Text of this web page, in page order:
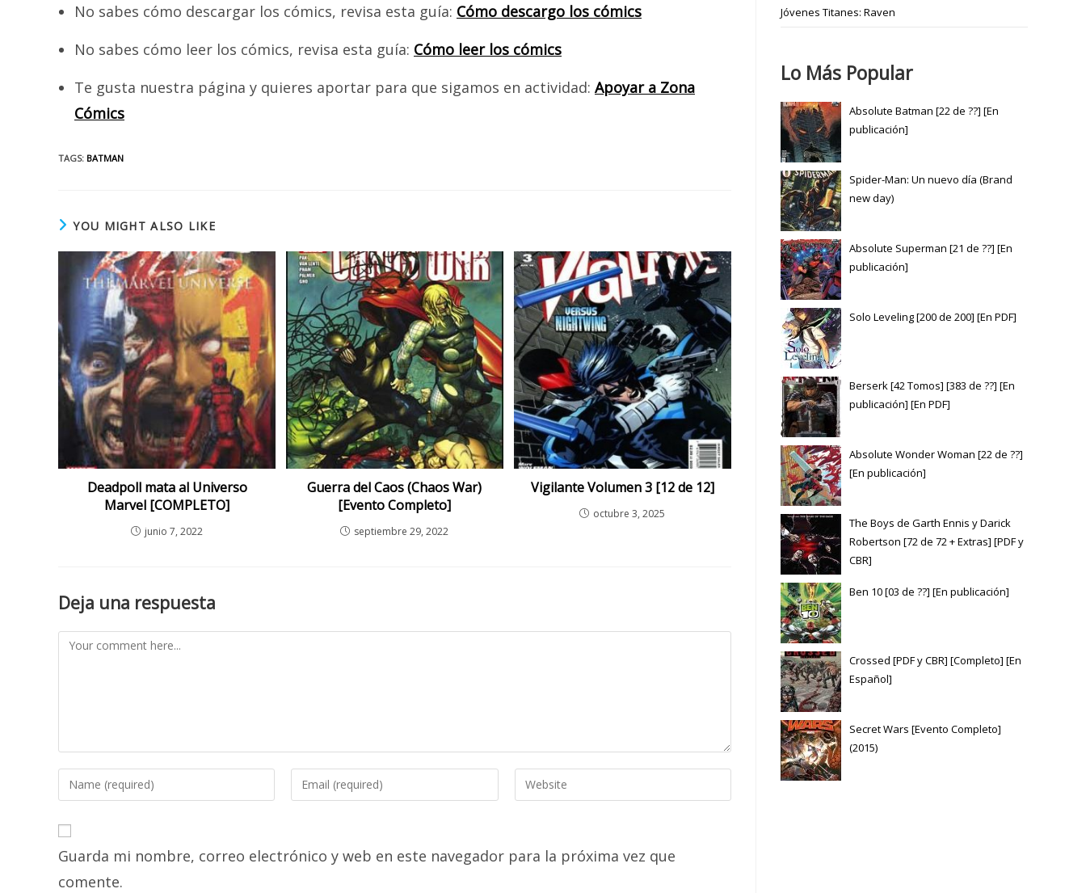
No sabes cómo descargar los cómics, revisa esta guía: Cómo descargo los cómics
No sabes cómo leer los cómics, revisa esta guía: Cómo leer los cómics
Te gusta nuestra página y quieres aportar para que sigamos en actividad: Apoyar a Zona
Cómics
TAGS: BATMAN
YOU MIGHT ALSO LIKE
Deadpoll mata al Universo
Marvel [COMPLETO]
junio 7, 2022
Guerra del Caos (Chaos War)
[Evento Completo]
septiembre 29, 2022
Vigilante Volumen 3 [12 de 12]
octubre 3, 2025
Deja una respuesta
Comment
Enter
your
or
username
to
Enter
your
to
Enter
your
(optional)
Guarda mi nombre, correo electrónico y web en este navegador para la próxima vez que
comente.
Jóvenes Titanes: Raven
Lo Más Popular
Absolute Batman [22 de ??] [En
publicación]
Spider-Man: Un nuevo día (Brand
new day)
Absolute Superman [21 de ??] [En
publicación]
Solo Leveling [200 de 200] [En PDF]
Berserk [42 Tomos] [383 de ??] [En
publicación] [En PDF]
Absolute Wonder Woman [22 de ??]
[En publicación]
The Boys de Garth Ennis y Darick
Robertson [72 de 72 + Extras] [PDF y
CBR]
Ben 10 [03 de ??] [En publicación]
Crossed [PDF y CBR] [Completo] [En
Español]
Secret Wars [Evento Completo]
(2015)